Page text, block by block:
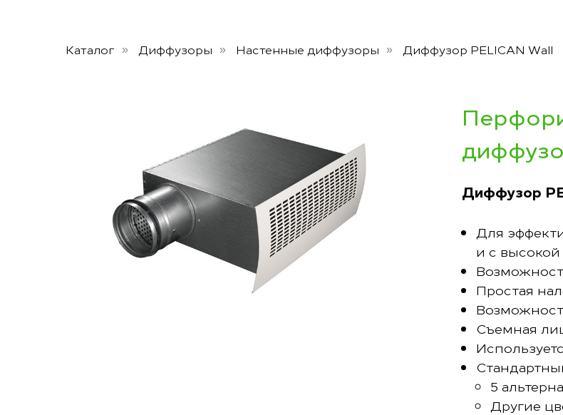
Каталог » Диффузоры » Настенные диффузоры » Диффузор PELICAN Wall
Диффузор
Для
и с
Простая
Съемная
5
Другие